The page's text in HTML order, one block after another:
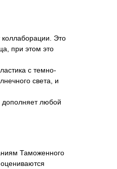
Это
при этом это
с темно-
света, и
дополняет любой
Таможенного